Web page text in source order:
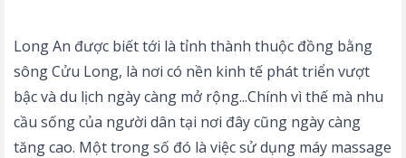
Long An được biết tới là tỉnh thành thuộc đồng bằng
sông Cửu Long, là nơi có nền kinh tế phát triển vượt
bậc và du lịch ngày càng mở rộng...Chính vì thế mà nhu
cầu sống của người dân tại nơi đây cũng ngày càng
tăng cao. Một trong số đó là việc sử dụng máy massage